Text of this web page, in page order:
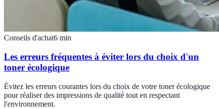
Conseils d'achat6 min
Les erreurs fréquentes à éviter lors du choix d'un
toner écologique
Évitez les erreurs courantes lors du choix de votre toner écologique
pour réaliser des impressions de qualité tout en respectant
l'environnement.